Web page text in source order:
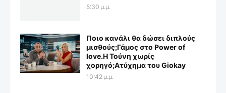
5:30 μ.μ.
Ποιο κανάλι θα δώσει διπλούς
μισθούς;Γάμος στο Power of
love.Η Τούνη χωρίς
χορηγό;Aτύχημα του Giokay
10:42 μ.μ.